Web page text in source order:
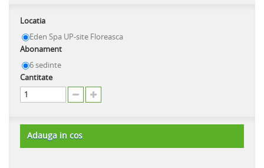
Locatia
Eden Spa UP-site Floreasca
Abonament
6 sedinte
Cantitate
Adauga in cos